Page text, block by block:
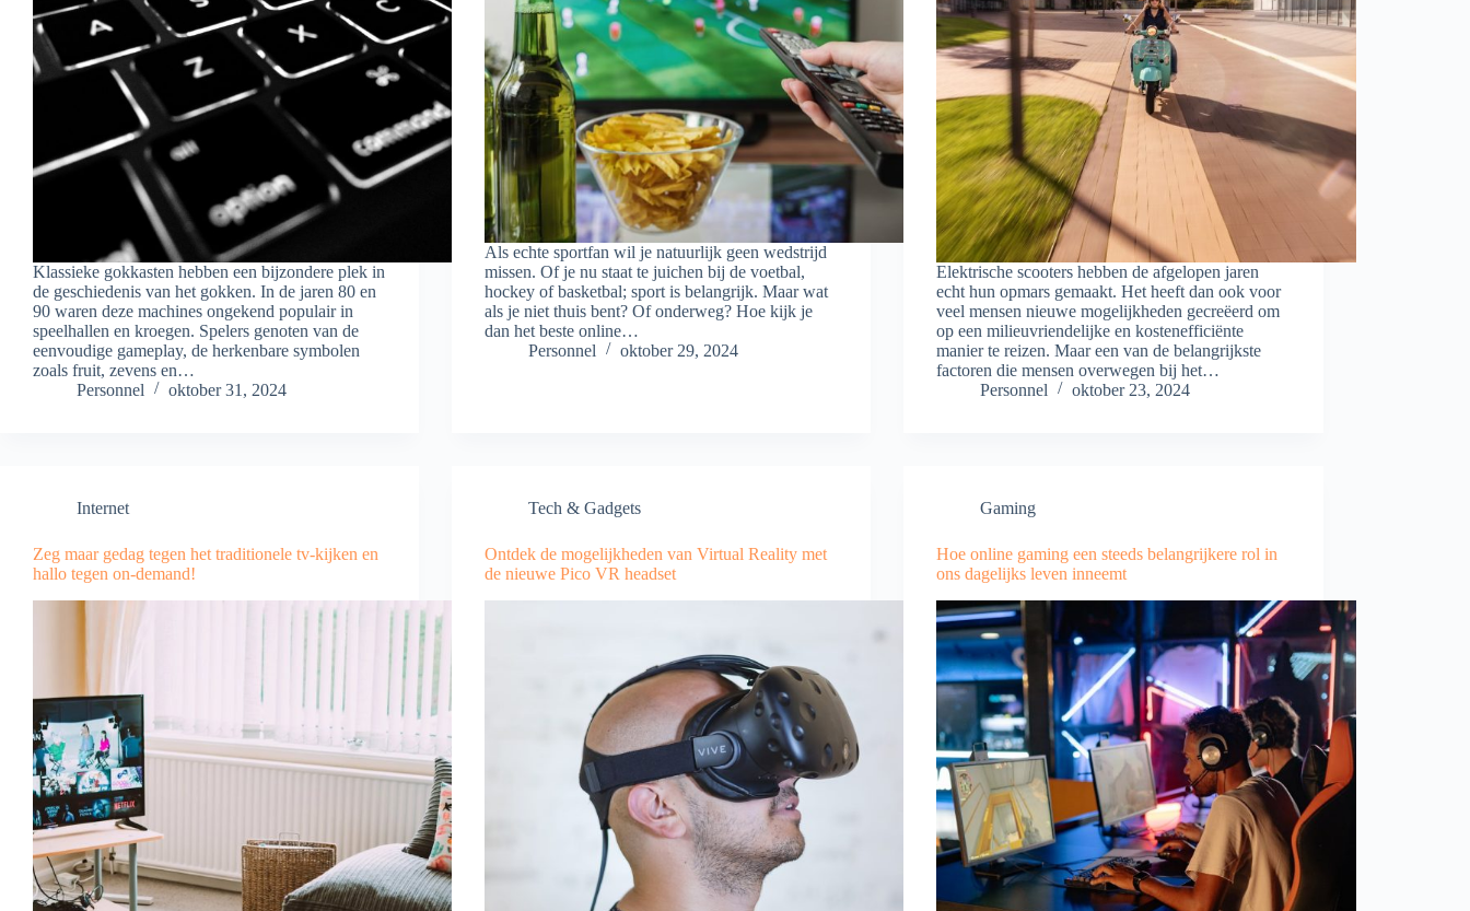
Klassieke gokkasten hebben een bijzondere plek in
de geschiedenis van het gokken. In de jaren 80 en
90 waren deze machines ongekend populair in
speelhallen en kroegen. Spelers genoten van de
eenvoudige gameplay, de herkenbare symbolen
zoals fruit, zevens en…
Personnel
oktober 31, 2024
Als echte sportfan wil je natuurlijk geen wedstrijd
missen. Of je nu staat te juichen bij de voetbal,
hockey of basketbal; sport is belangrijk. Maar wat
als je niet thuis bent? Of onderweg? Hoe kijk je
dan het beste online…
Personnel
oktober 29, 2024
Elektrische scooters hebben de afgelopen jaren
echt hun opmars gemaakt. Het heeft dan ook voor
veel mensen nieuwe mogelijkheden gecreëerd om
op een milieuvriendelijke en kostenefficiënte
manier te reizen. Maar een van de belangrijkste
factoren die mensen overwegen bij het…
Personnel
oktober 23, 2024
Internet
Zeg maar gedag tegen het traditionele tv-kijken en
hallo tegen on-demand!
Tech & Gadgets
Ontdek de mogelijkheden van Virtual Reality met
de nieuwe Pico VR headset
Gaming
Hoe online gaming een steeds belangrijkere rol in
ons dagelijks leven inneemt